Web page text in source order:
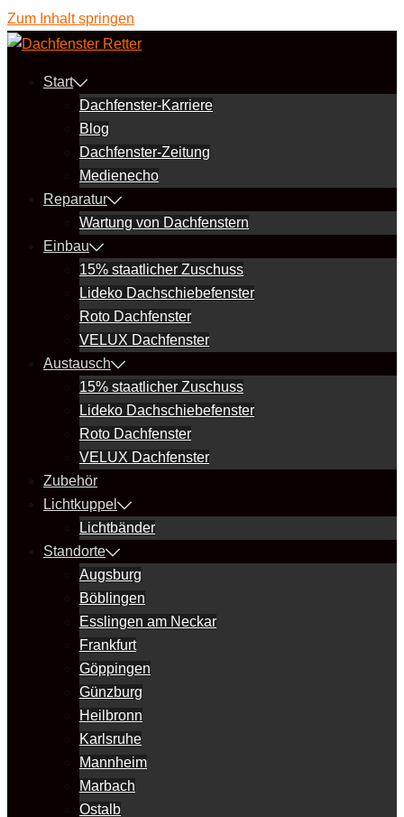
Zum Inhalt springen
Start
Dachfenster-Karriere
Blog
Dachfenster-Zeitung
Medienecho
Reparatur
Wartung von Dachfenstern
Einbau
15% staatlicher Zuschuss
Lideko Dachschiebefenster
Roto Dachfenster
VELUX Dachfenster
Austausch
15% staatlicher Zuschuss
Lideko Dachschiebefenster
Roto Dachfenster
VELUX Dachfenster
Zubehör
Lichtkuppel
Lichtbänder
Standorte
Augsburg
Böblingen
Esslingen am Neckar
Frankfurt
Göppingen
Günzburg
Heilbronn
Karlsruhe
Mannheim
Marbach
Ostalb